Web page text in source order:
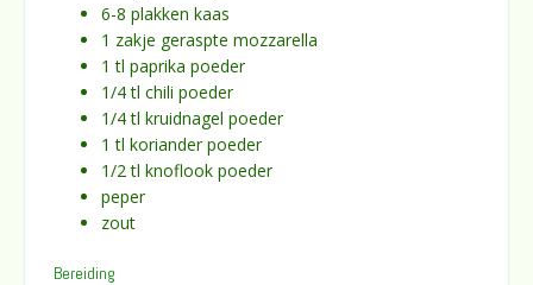
6-8 plakken kaas
1 zakje geraspte mozzarella
1 tl paprika poeder
1/4 tl chili poeder
1/4 tl kruidnagel poeder
1 tl koriander poeder
1/2 tl knoflook poeder
peper
zout
Bereiding